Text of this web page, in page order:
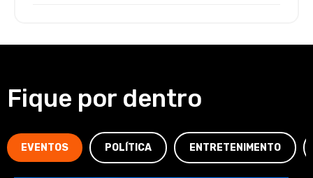
Fique por dentro
EVENTOS POLÍTICA ENTRETENIMENTO